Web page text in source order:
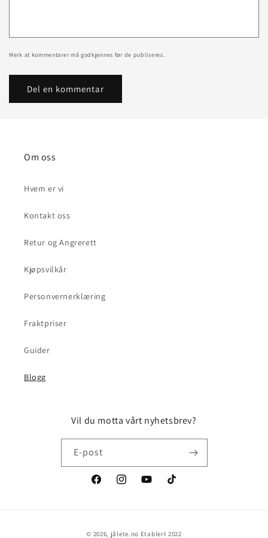
Merk at kommentarer må godkjennes før de publiseres.
Om oss
Hvem er vi
Kontakt oss
Retur og Angrerett
Kjøpsvilkår
Personvernerklæring
Fraktpriser
Guider
Blogg
Vil du motta vårt nyhetsbrev?
E-post
FacebookInstagramYouTubeTikTok
© 2026, jålete.no Etablert 2022